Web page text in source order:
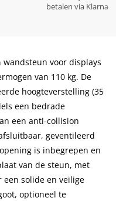
betalen via Klarna
wandsteun voor displays
van 110 kg. De
hoogteverstelling (35
een bedrade
een anti-collision
geventileerd
is inbegrepen en
van de steun, met
solide en veilige
optioneel te